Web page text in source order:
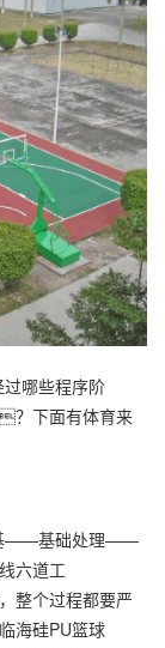
哪些程序阶
下面有体育来
——基础处理——
六道工
个过程都要严
海硅PU篮球